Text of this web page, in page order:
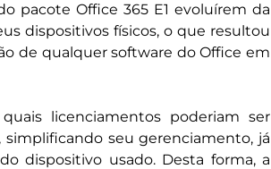
pacote Office 365 E1 evoluírem da
dispositivos físicos, o que resultou
de qualquer software do Office em
licenciamentos poderiam ser
seu gerenciamento, já
dispositivo usado. Desta forma, a